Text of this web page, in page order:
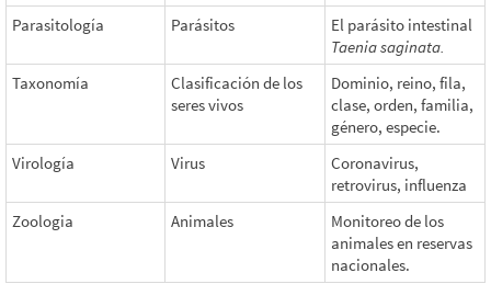
Parasitología
Parásitos
El parásito intestinal
Taenia saginata.
Taxonomía
Clasificación de los
seres vivos
Dominio, reino, fila,
clase, orden, familia,
género, especie.
Virología
Virus
Coronavirus,
retrovirus, influenza
Zoologia
Animales
Monitoreo de los
animales en reservas
nacionales.